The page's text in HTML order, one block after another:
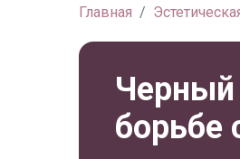
Главная
борьбе